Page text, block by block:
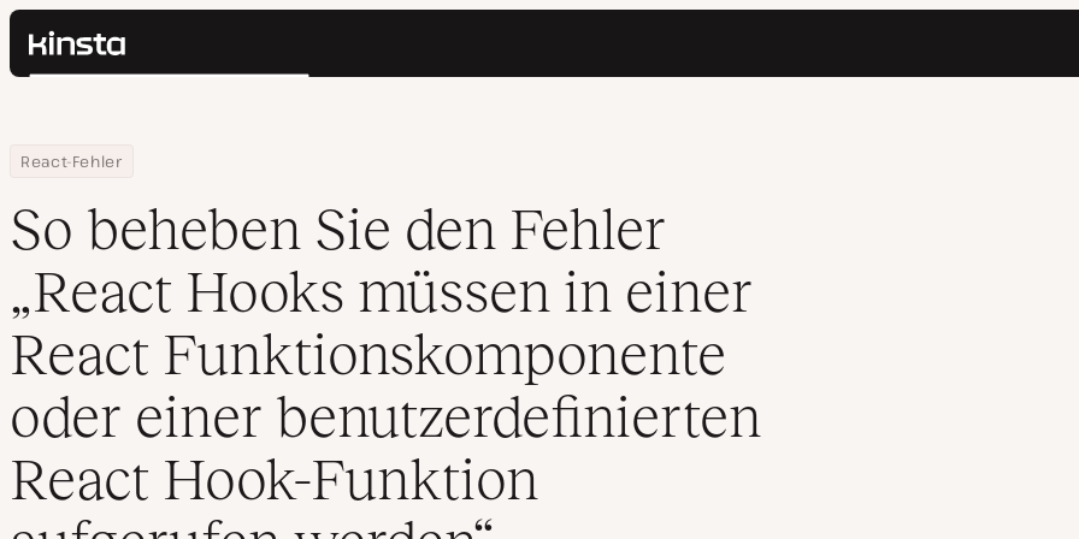
Kinsta®
Preise
Kontakt
Suchen
Home
Ressourcen Center
React-Fehler
So beheben Sie den Fehler „React Hooks müssen in einer React Funktionskomponente oder einer benutzerdefinierten React
So beheben Sie den Fehler
„React Hooks müssen in einer
React Funktionskomponente
oder einer benutzerdefinierten
React Hook-Funktion